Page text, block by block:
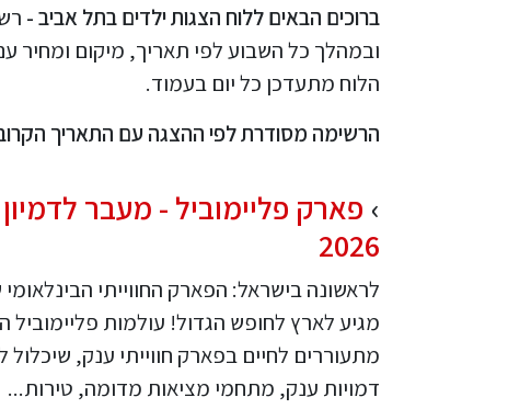
ברוכים הבאים ללוח הצגות ילדים בתל אביב -
ובמהלך כל השבוע לפי תאריך, מיקום ומחיר
הלוח מתעדכן כל יום בעמוד.
הרשימה מסודרת לפי ההצגה עם התאריך הקרוב
פארק פליימוביל - מעבר
2026
לראשונה בישראל: הפארק החווייתי הבינלאומי
מגיע לארץ לחופש הגדול! עולמות פליימוביל
דמויות ענק, מתחמי מציאות מדומה, טירות...